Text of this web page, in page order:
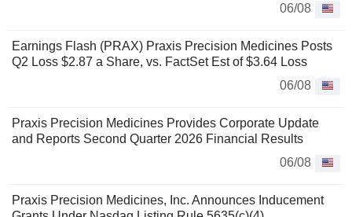
06/08
Earnings Flash (PRAX) Praxis Precision Medicines Posts
Q2 Loss $2.87 a Share, vs. FactSet Est of $3.64 Loss
06/08
Praxis Precision Medicines Provides Corporate Update
and Reports Second Quarter 2026 Financial Results
06/08
Praxis Precision Medicines, Inc. Announces Inducement